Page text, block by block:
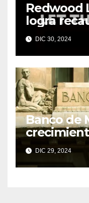
Redwood
logra
mediante
Redwood
DIC 30, 2024
Banco de
desafíos
DIC 29, 2024